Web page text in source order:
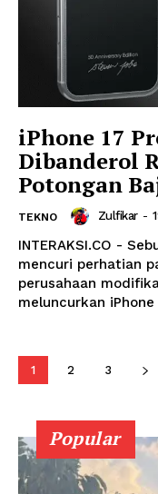
iPhone 17
Dibanderol
Potongan
TEKNO Zulfikar -
INTERAKSI.CO -
mencuri perhatian
perusahaan
meluncurkan
1 2 3
Popular